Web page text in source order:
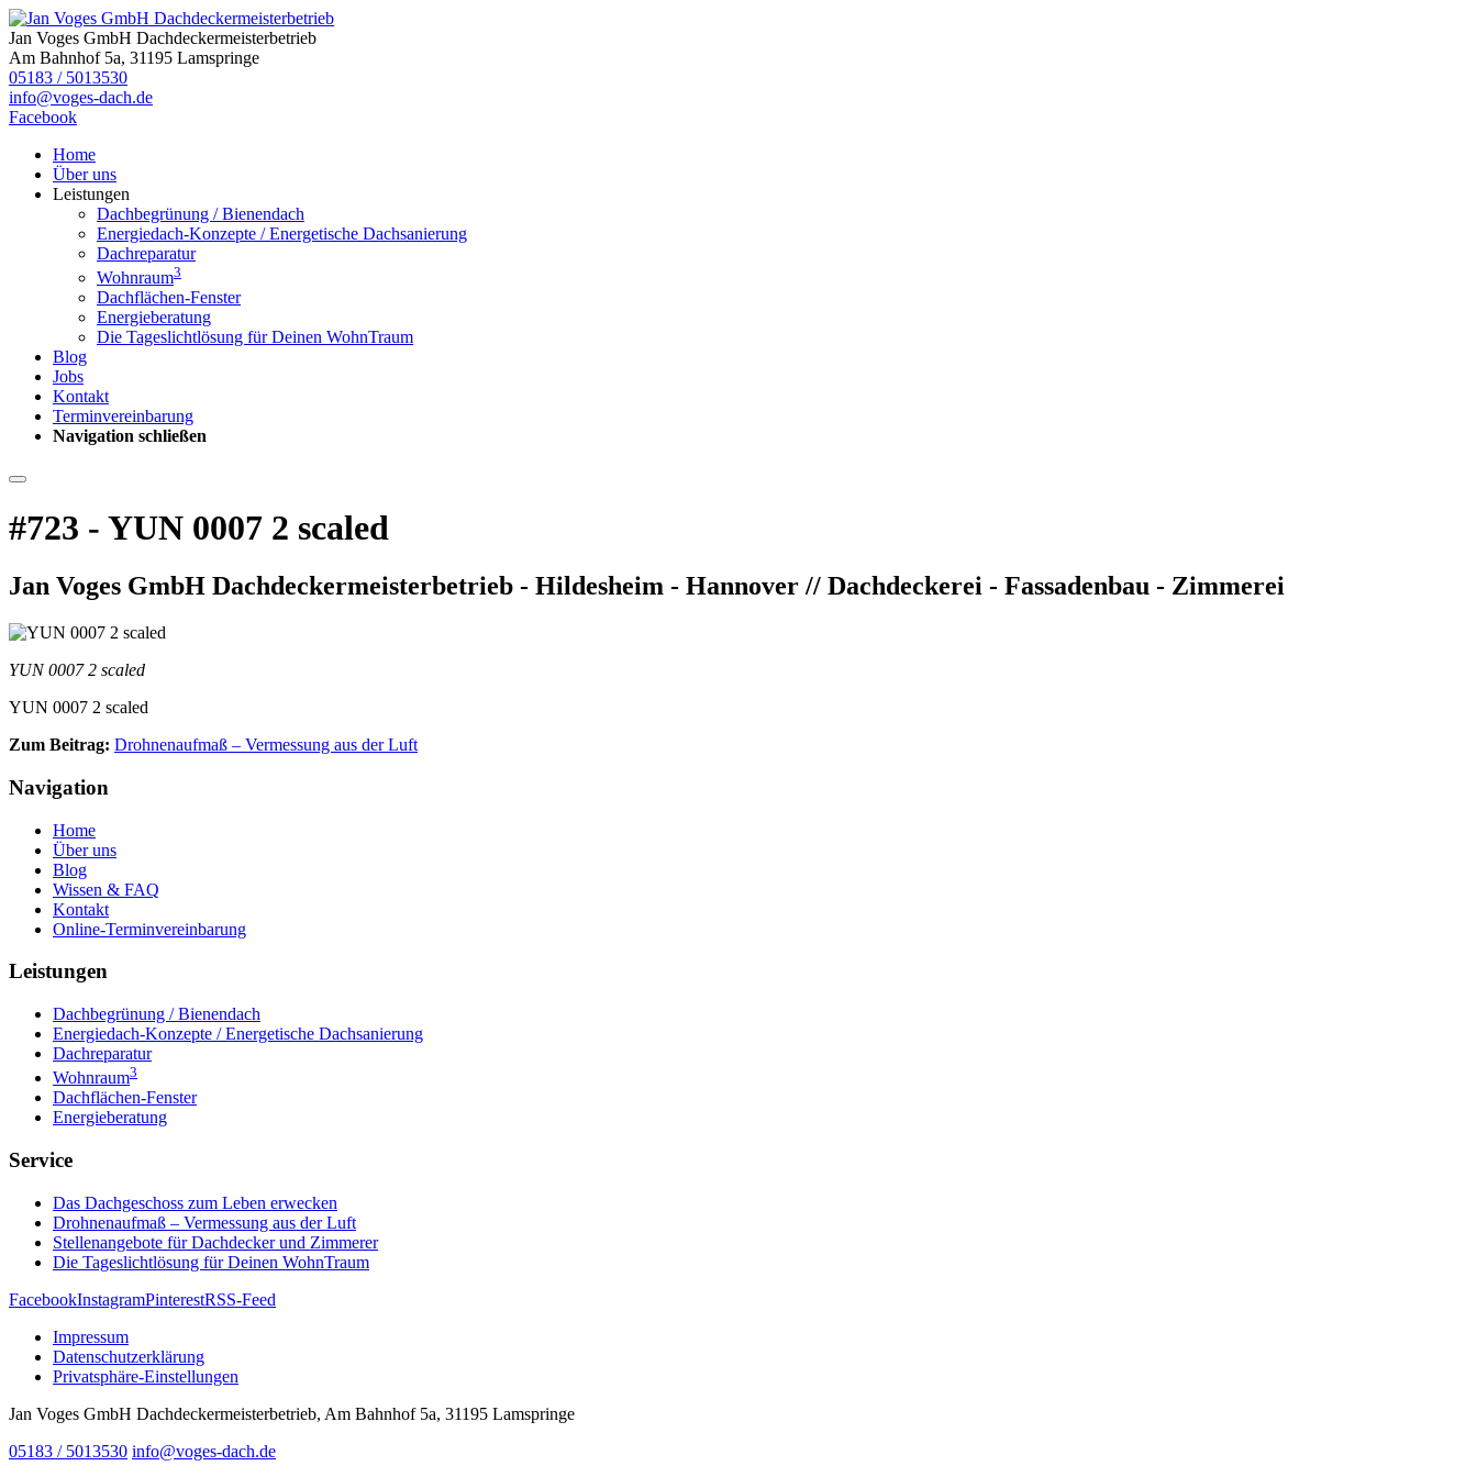
Jan Voges GmbH Dachdeckermeisterbetrieb
Am Bahnhof 5a, 31195 Lamspringe
05183 / 5013530
info@voges-dach.de
Facebook
Home
Über uns
Leistungen
Dachbegrünung / Bienendach
Energiedach-Konzepte / Energetische Dachsanierung
Dachreparatur
Wohnraum3
Dachflächen-Fenster
Energieberatung
Die Tageslichtlösung für Deinen WohnTraum
Blog
Jobs
Kontakt
Terminvereinbarung
Navigation schließen
#723 - YUN 0007 2 scaled
Jan Voges GmbH Dachdeckermeisterbetrieb - Hildesheim - Hannover // Dachdeckerei - Fassadenbau - Zimmerei
YUN 0007 2 scaled
YUN 0007 2 scaled
Zum Beitrag: Drohnenaufmaß – Vermessung aus der Luft
Navigation
Home
Über uns
Blog
Wissen & FAQ
Kontakt
Online-Terminvereinbarung
Leistungen
Dachbegrünung / Bienendach
Energiedach-Konzepte / Energetische Dachsanierung
Dachreparatur
Wohnraum3
Dachflächen-Fenster
Energieberatung
Service
Das Dachgeschoss zum Leben erwecken
Drohnenaufmaß – Vermessung aus der Luft
Stellenangebote für Dachdecker und Zimmerer
Die Tageslichtlösung für Deinen WohnTraum
FacebookInstagramPinterestRSS-Feed
Impressum
Datenschutzerklärung
Privatsphäre-Einstellungen
Jan Voges GmbH Dachdeckermeisterbetrieb, Am Bahnhof 5a, 31195 Lamspringe
05183 / 5013530 info@voges-dach.de